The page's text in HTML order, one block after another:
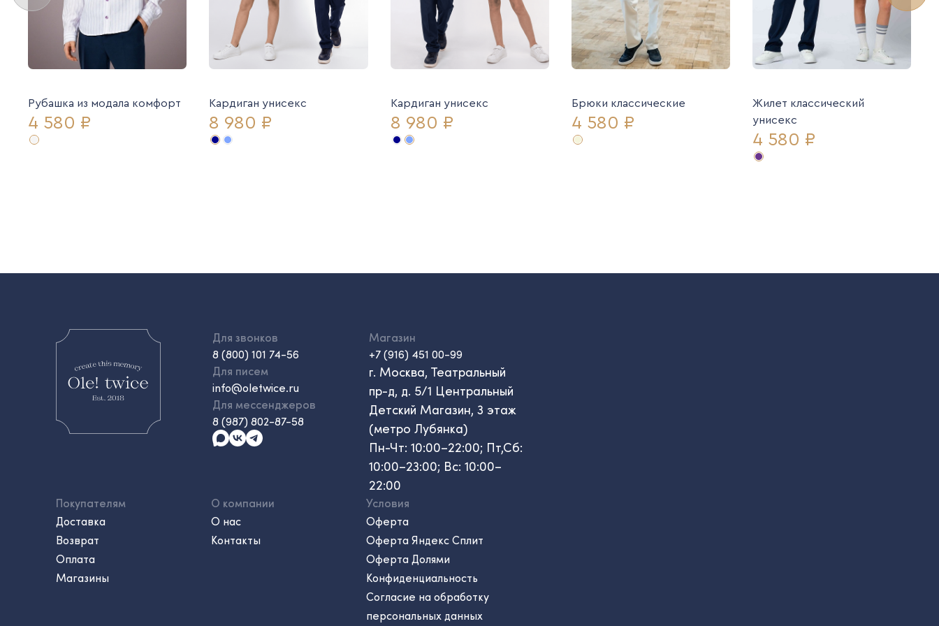
Рубашка из модала комфорт
4 580 ₽
Кардиган унисекс
8 980 ₽
Кардиган унисекс
8 980 ₽
Брюки классические
4 580 ₽
Жилет классический
унисекс
4 580 ₽
Для звонков
8 (800) 101 74-56
Для писем
info@oletwice.ru
Для мессенджеров
8 (987) 802-87-58
Магазин
+7 (916) 451 00-99
г. Москва, Театральный
пр-д, д. 5/1 Центральный
Детский Магазин, 3 этаж
(метро Лубянка)
Пн-Чт: 10:00–22:00; Пт,Сб:
10:00–23:00; Вс: 10:00–
22:00
Покупателям
Доставка
Возврат
Оплата
Магазины
О компании
О нас
Контакты
Условия
Оферта
Оферта Яндекс Сплит
Оферта Долями
Конфиденциальность
Согласие на обработку
персональных данных